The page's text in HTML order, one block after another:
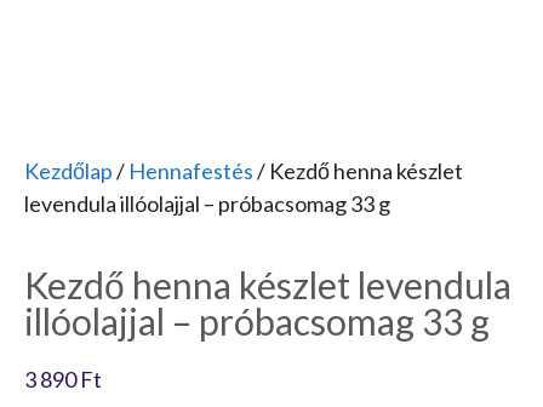
Kezdőlap/ Hennafestés/ Kezdő henna készlet
levendula illóolajjal – próbacsomag 33 g
Kezdő henna készlet levendula
illóolajjal – próbacsomag 33 g
3 890Ft